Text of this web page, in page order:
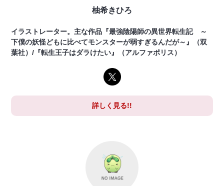
柚希きひろ
イラストレーター。主な作品『最強陰陽師の異世界転生記 ～
下僕の妖怪どもに比べてモンスターが弱すぎるんだが～』（双
葉社）/『転生王子はダラけたい』（アルファポリス）
詳しく見る!!